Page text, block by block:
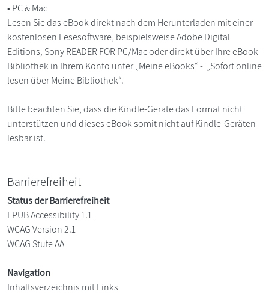
• PC & Mac
Lesen Sie das eBook direkt nach dem Herunterladen mit einer
kostenlosen Lesesoftware, beispielsweise Adobe Digital
Editions, Sony READER FOR PC/Mac oder direkt über Ihre eBook-
Bibliothek in Ihrem Konto unter „Meine eBooks“ - „Sofort online
lesen über Meine Bibliothek“.
Bitte beachten Sie, dass die Kindle-Geräte das Format nicht
unterstützen und dieses eBook somit nicht auf Kindle-Geräten
lesbar ist.
Barrierefreiheit
Status der Barrierefreiheit
EPUB Accessibility 1.1
WCAG Version 2.1
WCAG Stufe AA
Navigation
Inhaltsverzeichnis mit Links